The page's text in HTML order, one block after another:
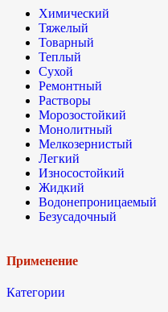
Химический
Тяжелый
Товарный
Теплый
Сухой
Ремонтный
Растворы
Морозостойкий
Монолитный
Мелкозернистый
Легкий
Износостойкий
Жидкий
Водонепроницаемый
Безусадочный
Применение
Категории